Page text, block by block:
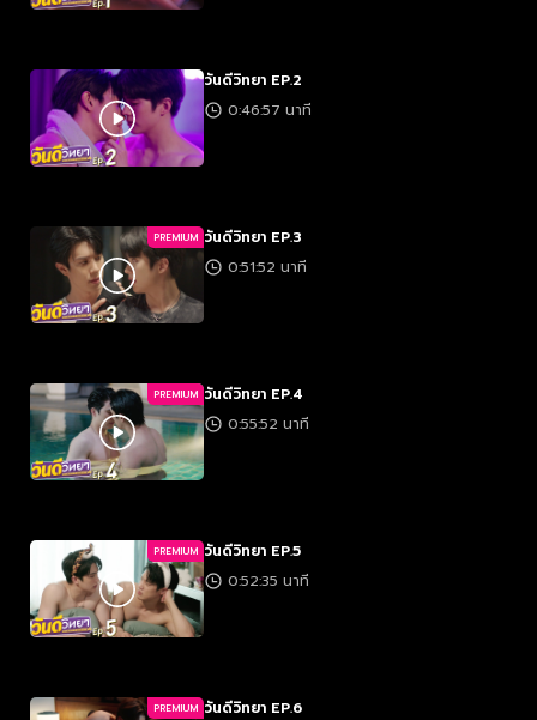
วันดีวิทยา EP.2
0:46:57 นาที
PREMIUM วันดีวิทยา EP.3
0:51:52 นาที
PREMIUM วันดีวิทยา EP.4
0:55:52 นาที
PREMIUM วันดีวิทยา EP.5
0:52:35 นาที
PREMIUM วันดีวิทยา EP.6